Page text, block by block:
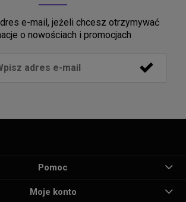
e-mail, jeżeli chcesz otrzymywać
o nowościach i promocjach
Pomoc
Moje konto